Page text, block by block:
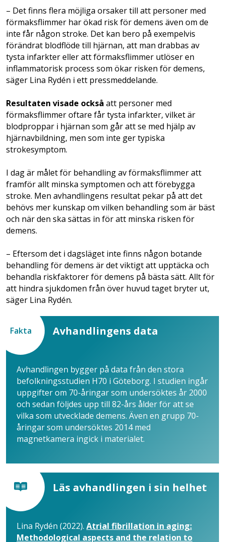
– Det finns flera möjliga orsaker till att personer med
förmaksflimmer har ökad risk för demens även om de
inte får någon stroke. Det kan bero på exempelvis
förändrat blodflöde till hjärnan, att man drabbas av
tysta infarkter eller att förmaksflimmer utlöser en
inflammatorisk process som ökar risken för demens,
säger Lina Rydén i ett pressmeddelande.
Resultaten visade också att personer med
förmaksflimmer oftare får tysta infarkter, vilket är
blodproppar i hjärnan som går att se med hjälp av
hjärnavbildning, men som inte ger typiska
strokesymptom.
I dag är målet för behandling av förmaksflimmer att
framför allt minska symptomen och att förebygga
stroke. Men avhandlingens resultat pekar på att det
behövs mer kunskap om vilken behandling som är bäst
och när den ska sättas in för att minska risken för
demens.
– Eftersom det i dagsläget inte finns någon botande
behandling för demens är det viktigt att upptäcka och
behandla riskfaktorer för demens på bästa sätt. Allt för
att hindra sjukdomen från över huvud taget bryter ut,
säger Lina Rydén.
Fakta Avhandlingens data
Avhandlingen bygger på data från den stora
befolkningsstudien H70 i Göteborg. I studien ingår
uppgifter om 70-åringar som undersöktes år 2000
och sedan följdes upp till 82-års ålder för att se
vilka som utvecklade demens. Även en grupp 70-
åringar som undersöktes 2014 med
magnetkamera ingick i materialet.
Läs avhandlingen i sin helhet
Lina Rydén (2022). Atrial fibrillation in aging:
Methodological aspects and the relation to